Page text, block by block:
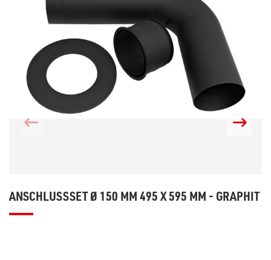
ANSCHLUSSSET Ø 150 MM 495 X 595 MM - GRAPHIT